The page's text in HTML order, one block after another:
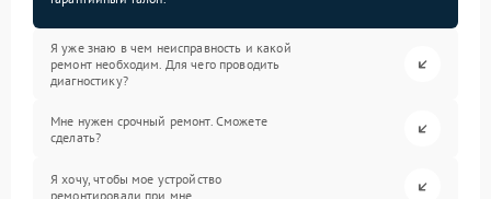
Я уже знаю в чем неисправность и какой
ремонт необходим. Для чего проводить
диагностику?
Мне нужен срочный ремонт. Сможете
сделать?
Я хочу, чтобы мое устройство
ремонтировали при мне.